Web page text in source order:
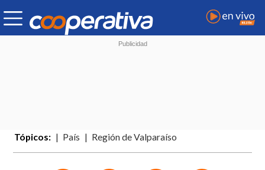
Tópicos: País Región de Valparaíso